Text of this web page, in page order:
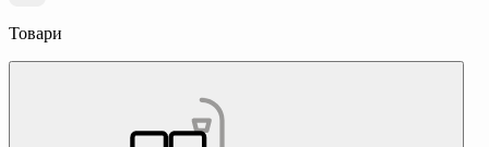
Товари